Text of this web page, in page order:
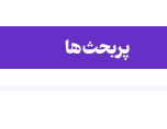
پربحث‌ها